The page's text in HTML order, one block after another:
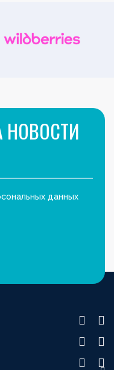
НОВОСТИ
данных